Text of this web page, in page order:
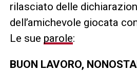
rilasciato delle
dell’amichevole giocata con
Le sue parole:
BUON LAVORO,